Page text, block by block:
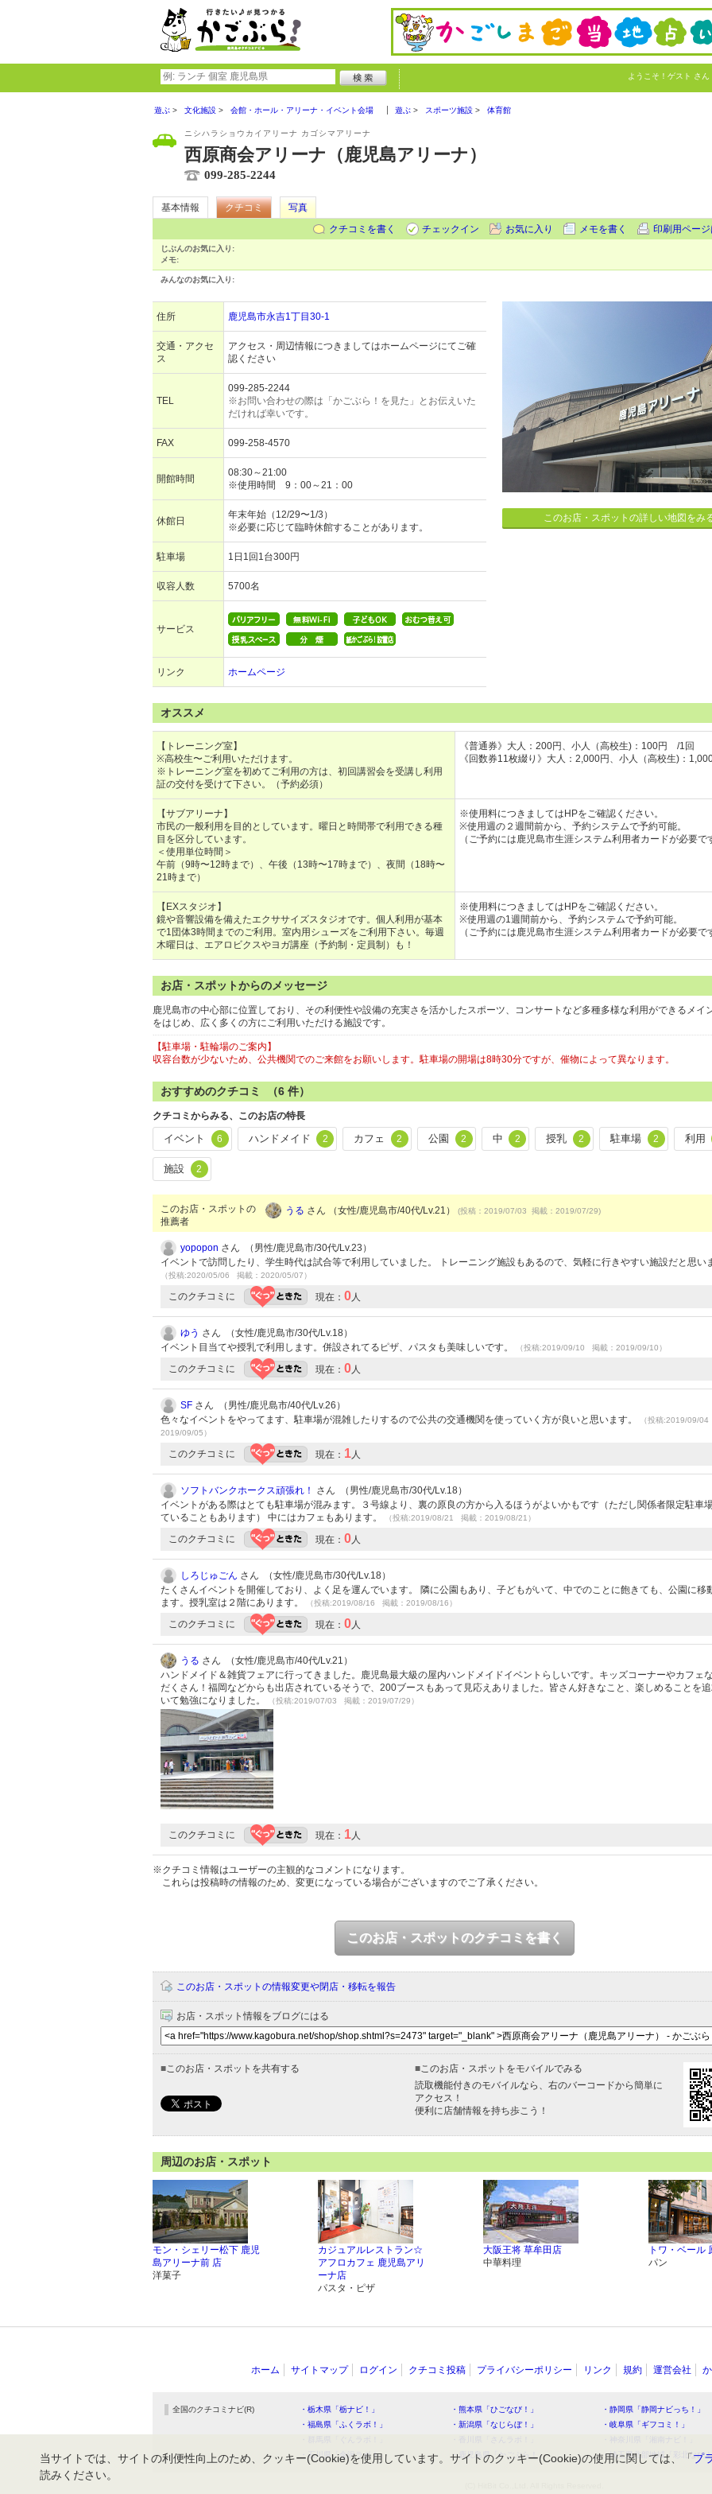
ようこそ！ ゲスト さん
遊ぶ 文化施設 会館・ホール・アリーナ・イベント会場 遊ぶ スポーツ施設 体育館
ニシハラショウカイアリーナ カゴシマアリーナ
西原商会アリーナ（鹿児島アリーナ）
099-285-2244
基本情報 クチコミ
写真
クチコミを書く
チェックイン お気に入り メモを書く 印刷用ページ
じぶんのお気に入り:
メモ:
みんなのお気に入り:
住所 鹿児島市永吉1丁目30-1
交通・アクセ
ス
アクセス・周辺情報につきましてはホームページにてご確
認ください
TEL
099-285-2244
※お問い合わせの際は「かごぶら！を見た」とお伝えいた
だければ幸いです。
FAX 099-258-4570
開館時間
08:30～21:00
※使用時間 9：00～21：00
休館日
年末年始（12/29〜1/3）
※必要に応じて臨時休館することがあります。
駐車場 1日1回1台300円
収容人数 5700名
サービス
リンク ホームページ
このお店・スポットの詳しい地図をみ
オススメ
【トレーニング室】
※高校生〜ご利用いただけます。
※トレーニング室を初めてご利用の方は、初回講習会を受講し利用
証の交付を受けて下さい。（予約必須）
《普通券》大人：200円、小人（高校生)：100円 /1回
《回数券11枚綴り》大人：2,000円、小人（高校生)：
【サブアリーナ】
市民の一般利用を目的としています。曜日と時間帯で利用できる種
目を区分しています。
＜使用単位時間＞
午前（9時〜12時まで）、午後（13時〜17時まで）、夜間（18時〜
21時まで）
※使用料につきましてはHPをご確認ください。
※使用週の２週間前から、予約システムで予約可能。
（ご予約には鹿児島市生涯システム利用者カードが必要で
【EXスタジオ】
鏡や音響設備を備えたエクササイズスタジオです。個人利用が基本
で1団体3時間までのご利用。室内用シューズをご利用下さい。毎週
木曜日は、エアロビクスやヨガ講座（予約制・定員制）も！
※使用料につきましてはHPをご確認ください。
※使用週の1週間前から、予約システムで予約可能。
（ご予約には鹿児島市生涯システム利用者カードが必要で
お店・スポットからのメッセージ
鹿児島市の中心部に位置しており、その利便性や設備の充実さを活かしたスポーツ、コンサートなど多種多様な利用ができるメイ
をはじめ、広く多くの方にご利用いただける施設です。
【駐車場・駐輪場のご案内】
収容台数が少ないため、公共機関でのご来館をお願いします。駐車場の開場は8時30分ですが、催物によって異なります。
おすすめのクチコミ （6 件）
クチコミからみる、このお店の特長
イベント 6 ハンドメイド 2 カフェ 2 公園 2 中 2 授乳 2 駐車場 2 利用
施設 2
このお店・スポットの
推薦者
うる さん （女性/鹿児島市/40代/Lv.21） (投稿：2019/07/03 掲載：2019/07/29)
yopopon さん （男性/鹿児島市/30代/Lv.23）
イベントで訪問したり、学生時代は試合等で利用していました。 トレーニング施設もあるので、気軽に行きやすい施設だと思い
（投稿:2020/05/06 掲載：2020/05/07）
このクチコミに 現在： 0人
ゆう さん （女性/鹿児島市/30代/Lv.18）
イベント目当てや授乳で利用します。併設されてるピザ、パスタも美味しいです。
（投稿:2019/09/10 掲載：2019/09/10）
このクチコミに 現在： 0人
SF さん （男性/鹿児島市/40代/Lv.26）
色々なイベントをやってます、駐車場が混雑したりするので公共の交通機関を使っていく方が良いと思います。
（投稿:2019/09/04
2019/09/05）
このクチコミに 現在： 1人
ソフトバンクホークス頑張れ！
さん （男性/鹿児島市/30代/Lv.18）
イベントがある際はとても駐車場が混みます。３号線より、裏の原良の方から入るほうがよいかもです（ただし関係者限定駐車
ていることもあります） 中にはカフェもあります。
（投稿:2019/08/21 掲載：2019/08/21）
このクチコミに 現在： 0人
しろじゅごん さん （女性/鹿児島市/30代/Lv.18）
たくさんイベントを開催しており、よく足を運んでいます。 隣に公園もあり、子どもがいて、中でのことに飽きても、公園に移
ます。授乳室は２階にあります。
（投稿:2019/08/16 掲載：2019/08/16）
このクチコミに 現在： 0人
うる さん （女性/鹿児島市/40代/Lv.21）
ハンドメイド＆雑貨フェアに行ってきました。鹿児島最大級の屋内ハンドメイドイベントらしいです。キッズコーナーやカフェ
だくさん！福岡などからも出店されているそうで、200ブースもあって見応えありました。皆さん好きなこと、楽しめることを
いて勉強になりました。
（投稿:2019/07/03 掲載：2019/07/29）
このクチコミに 現在： 1人
※クチコミ情報はユーザーの主観的なコメントになります。
これらは投稿時の情報のため、変更になっている場合がございますのでご了承ください。
このお店・スポットのクチコミを書く
このお店・スポットの情報変更や閉店・移転を報告
お店・スポット情報をブログにはる
■このお店・スポットを共有する ■このお店・スポットをモバイルでみる
読取機能付きのモバイルなら、右のバーコードから簡単に
アクセス！
便利に店舗情報を持ち歩こう！
周辺のお店・スポット
モン・シェリー松下 鹿児
島アリーナ前 店
洋菓子
カジュアルレストラン☆
アフロカフェ 鹿児島アリ
ーナ店
パスタ・ピザ
大阪王将 草牟田店
中華料理
トワ・ベール
パン
ホーム サイトマップ ログイン クチコミ投稿 プライバシーポリシー リンク 規約 運営会社
全国のクチコミナビ(R) ・栃木県「栃ナビ！」 ・熊本県「ひごなび！」 ・静岡県「静岡ナビっち！」
・福島県「ふくラボ！」
・新潟県「なじらぼ！」 ・岐阜県「ギフコミ！」
・石川県「金沢ラボ！」
・鹿児島県「かごぶら！」 ・埼玉県北部地域「彩北なび！
当サイトでは、サイトの利便性向上のため、クッキー(Cookie)を使用しています。サイトのクッキー(Cookie)の使用に関しては、「プ
読みください。